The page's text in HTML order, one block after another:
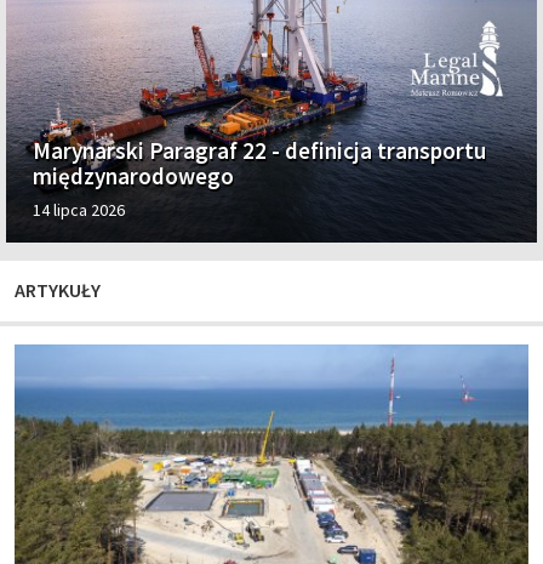
Marynarski Paragraf 22 - definicja transportu
międzynarodowego
14 lipca 2026
ARTYKUŁY